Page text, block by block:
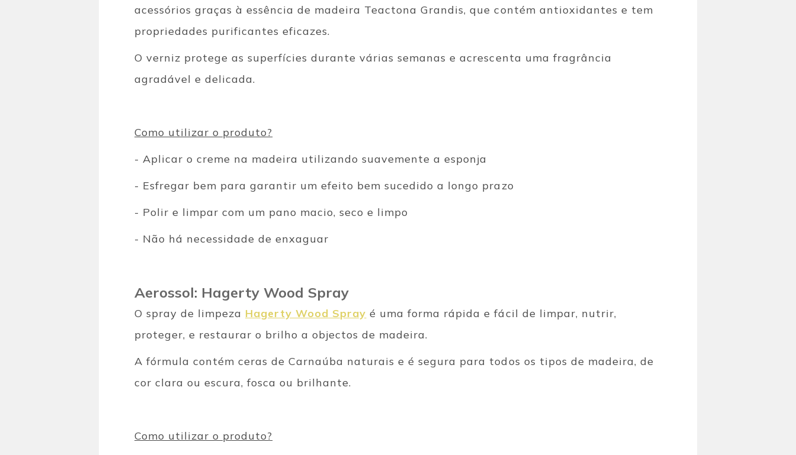
acessórios graças à essência de madeira Teactona Grandis, que contém antioxidantes e tem
propriedades purificantes eficazes.
O verniz protege as superfícies durante várias semanas e acrescenta uma fragrância
agradável e delicada.
Como utilizar o produto?
- Aplicar o creme na madeira utilizando suavemente a esponja
- Esfregar bem para garantir um efeito bem sucedido a longo prazo
- Polir e limpar com um pano macio, seco e limpo
- Não há necessidade de enxaguar
Aerossol: Hagerty Wood Spray
O spray de limpeza Hagerty Wood Spray é uma forma rápida e fácil de limpar, nutrir,
proteger, e restaurar o brilho a objectos de madeira.
A fórmula contém ceras de Carnaúba naturais e é segura para todos os tipos de madeira, de
cor clara ou escura, fosca ou brilhante.
Como utilizar o produto?